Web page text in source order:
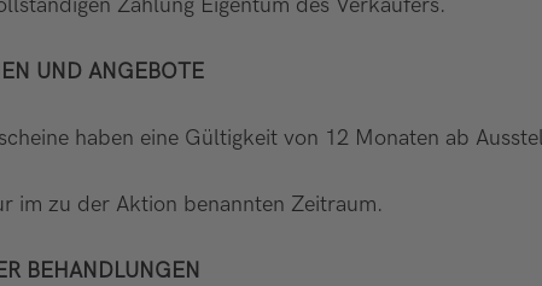
Zahlung Eigentum des Verkäufers.
UND ANGEBOTE
haben eine Gültigkeit von 12 Monaten ab
im zu der Aktion benannten Zeitraum.
BEHANDLUNGEN